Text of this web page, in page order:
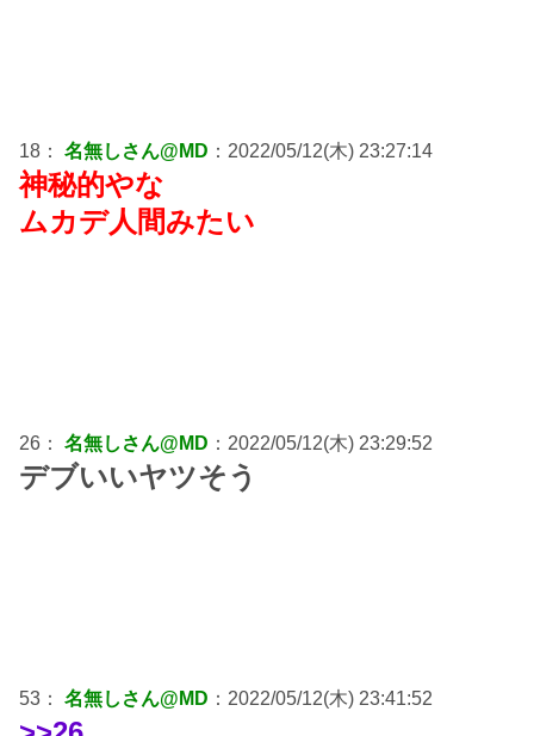
18： 名無しさん@MD ：2022/05/12(木) 23:27:14
神秘的やな
ムカデ人間みたい
26： 名無しさん@MD ：2022/05/12(木) 23:29:52
デブいいヤツそう
53： 名無しさん@MD ：2022/05/12(木) 23:41:52